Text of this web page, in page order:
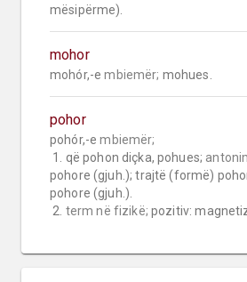
mësipërme).
mohor
mohór,-e mbiemër; mohues.
pohor
pohór,-e mbiemër;
1. që pohon diçka, pohues;
pohore (gjuh.); trajtë (formë)
pohore (gjuh.).
2. term në fizikë; pozitiv: